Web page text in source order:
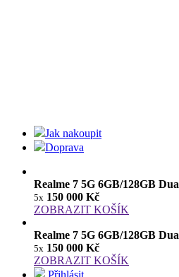
Jak nakoupit
Doprava
Realme 7 5G 6GB/128GB
5x 150 000 Kč
ZOBRAZIT KOŠÍK
Realme 7 5G 6GB/128GB
5x 150 000 Kč
ZOBRAZIT KOŠÍK
Přihlásit